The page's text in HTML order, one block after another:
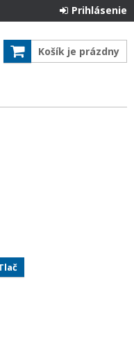
Prihlásenie
Košík je prázdny
Tlač